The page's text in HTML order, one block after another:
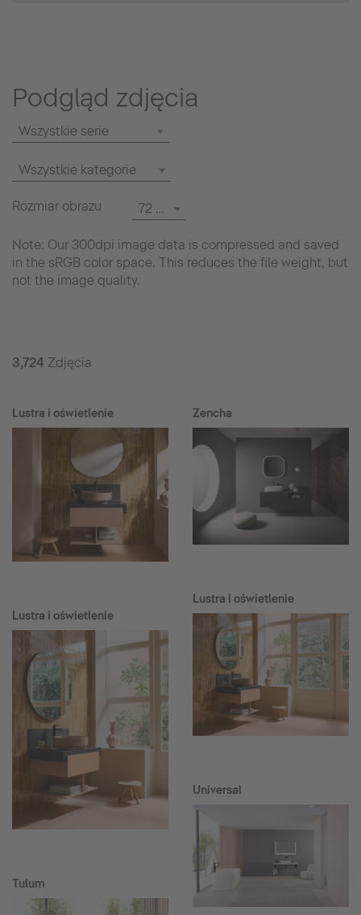
Podgląd zdjęcia
Wszystkie serie
Wszystkie kategorie
Rozmiar obrazu 72 dpi
Note: Our 300dpi image data is compressed and saved
in the sRGB color space. This reduces the file weight, but
not the image quality.
3,724 Zdjęcia
Lustra i oświetlenie
Lustra i oświetlenie
Tulum
Zencha
Lustra i oświetlenie
Universal